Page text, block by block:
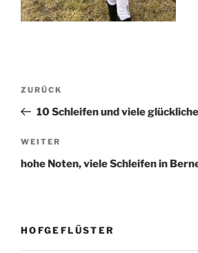
Beitragsnavigation
Vorheriger
Beitrag
ZURÜCK
10 Schleifen und viele
Nächster
Beitrag
WEITER
hohe Noten, viele Schleifen in
HOFGEFLÜSTER